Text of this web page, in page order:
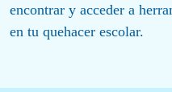
encontrar y acceder a
en tu quehacer escolar.